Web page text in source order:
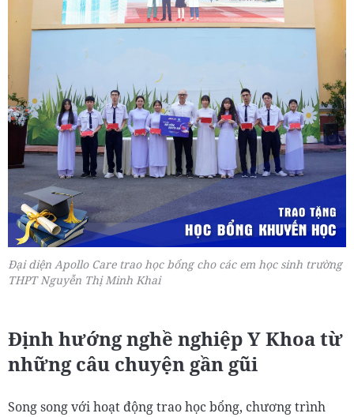
Đại diện Apollo Care trao học bổng cho các em học sinh trường
THPT Nguyễn Thị Minh Khai
Định hướng nghề nghiệp Y Khoa từ
những câu chuyện gần gũi
Song song với hoạt động trao học bổng, chương trình